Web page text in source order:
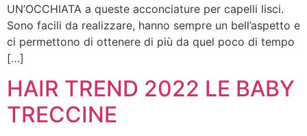
UN’OCCHIATA a queste acconciature per capelli lisci.
Sono facili da realizzare, hanno sempre un bell’aspetto e
ci permettono di ottenere di più da quel poco di tempo
[…]
HAIR TREND 2022 LE BABY
TRECCINE